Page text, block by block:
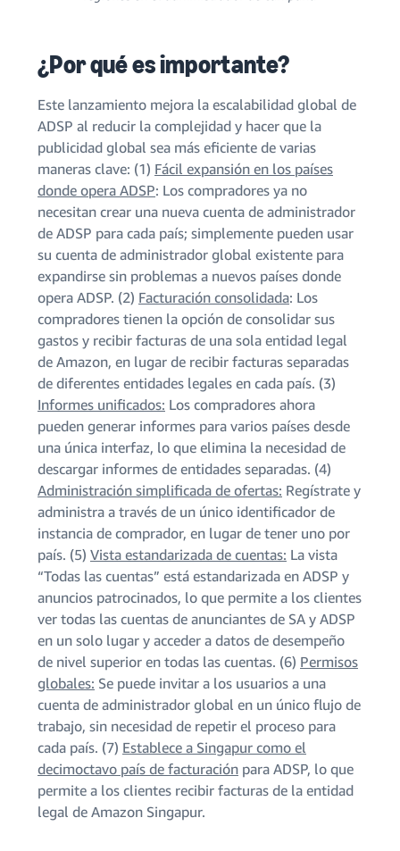
¿Por qué es importante?
Este lanzamiento mejora la escalabilidad global de
ADSP al reducir la complejidad y hacer que la
publicidad global sea más eficiente de varias
maneras clave: (1) Fácil expansión en los países
donde opera ADSP: Los compradores ya no
necesitan crear una nueva cuenta de administrador
de ADSP para cada país; simplemente pueden usar
su cuenta de administrador global existente para
expandirse sin problemas a nuevos países donde
opera ADSP. (2) Facturación consolidada: Los
compradores tienen la opción de consolidar sus
gastos y recibir facturas de una sola entidad legal
de Amazon, en lugar de recibir facturas separadas
de diferentes entidades legales en cada país. (3)
Informes unificados: Los compradores ahora
pueden generar informes para varios países desde
una única interfaz, lo que elimina la necesidad de
descargar informes de entidades separadas. (4)
Administración simplificada de ofertas: Regístrate y
administra a través de un único identificador de
instancia de comprador, en lugar de tener uno por
país. (5) Vista estandarizada de cuentas: La vista
“Todas las cuentas” está estandarizada en ADSP y
anuncios patrocinados, lo que permite a los clientes
ver todas las cuentas de anunciantes de SA y ADSP
en un solo lugar y acceder a datos de desempeño
de nivel superior en todas las cuentas. (6) Permisos
globales: Se puede invitar a los usuarios a una
cuenta de administrador global en un único flujo de
trabajo, sin necesidad de repetir el proceso para
cada país. (7) Establece a Singapur como el
decimoctavo país de facturación para ADSP, lo que
permite a los clientes recibir facturas de la entidad
legal de Amazon Singapur.